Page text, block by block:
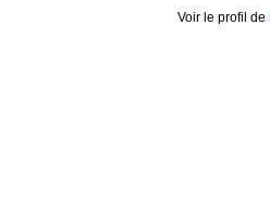
Voir le profil de